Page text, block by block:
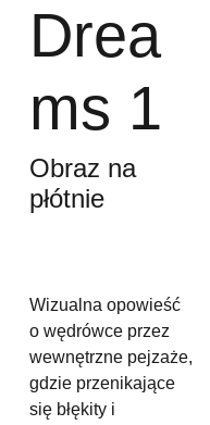
Drea
ms 1
Obraz na
płótnie
Wizualna opowieść
o wędrówce przez
wewnętrzne pejzaże,
gdzie przenikające
się błękity i